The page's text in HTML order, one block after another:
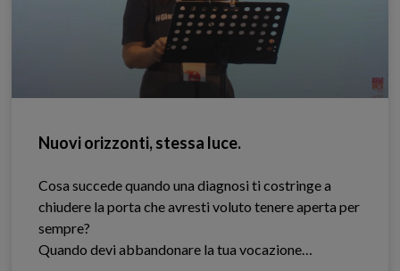
Nuovi orizzonti, stessa luce.
Cosa succede quando una diagnosi ti costringe a
chiudere la porta che avresti voluto tenere aperta per
sempre?
Quando devi abbandonare la tua vocazione…